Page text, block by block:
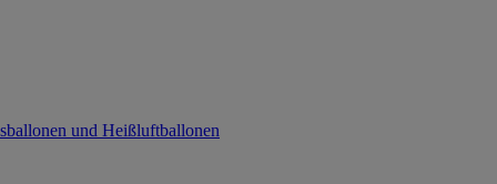
und Heißluftballonen